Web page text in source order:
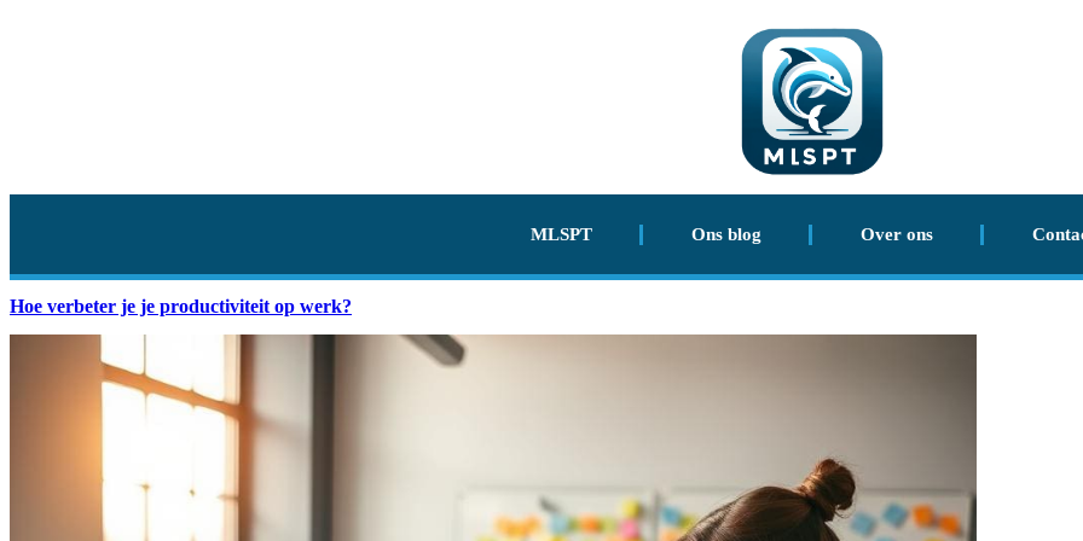
MLSPT Ons blog Over ons
Hoe verbeter je je productiviteit op werk?